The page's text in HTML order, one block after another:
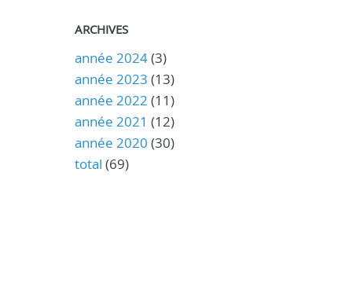
ARCHIVES
année 2024(3)
année 2023 (13)
année 2022 (11)
année 2021 (12)
année 2020 (30)
total (69)